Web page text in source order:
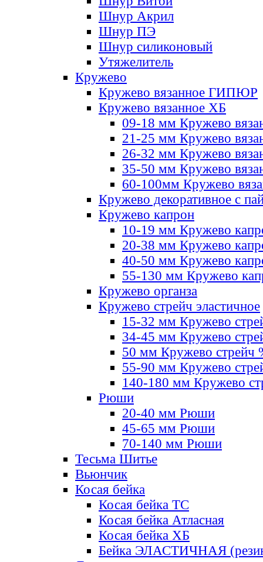
Шнур Акрил
Шнур ПЭ
Шнур силиконовый
Утяжелитель
Кружево
Кружево вязанное ГИПЮР
Кружево вязанное ХБ
09-18 мм Кружево
21-25 мм Кружево
26-32 мм Кружево
35-50 мм Кружево
60-100мм Кружево
Кружево декоративное с
Кружево капрон
10-19 мм Кружево
20-38 мм Кружево
40-50 мм Кружево
55-130 мм Кружево
Кружево органза
Кружево стрейч эластичное
15-32 мм Кружево
34-45 мм Кружево
50 мм Кружево стрейч
55-90 мм Кружево
140-180 мм Кружево
Рюши
20-40 мм Рюши
45-65 мм Рюши
70-140 мм Рюши
Тесьма Шитье
Вьюнчик
Косая бейка
Косая бейка ТС
Косая бейка Атласная
Косая бейка ХБ
Бейка ЭЛАСТИЧНАЯ